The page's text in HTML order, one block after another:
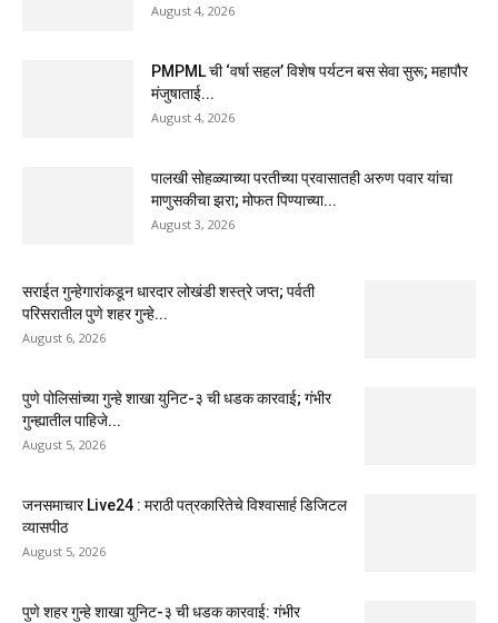
August 4, 2026
PMPML ची ‘वर्षा सहल’ विशेष पर्यटन बस सेवा सुरू; महापौर
मंजुषाताई...
August 4, 2026
पालखी सोहळ्याच्या परतीच्या प्रवासातही अरुण पवार यांचा
माणुसकीचा झरा; मोफत पिण्याच्या...
August 3, 2026
सराईत गुन्हेगारांकडून धारदार लोखंडी शस्त्रे जप्त; पर्वती
परिसरातील पुणे शहर गुन्हे...
August 6, 2026
पुणे पोलिसांच्या गुन्हे शाखा युनिट-३ ची धडक कारवाई; गंभीर
गुन्ह्यातील पाहिजे...
August 5, 2026
जनसमाचार Live24 : मराठी पत्रकारितेचे विश्वासार्ह डिजिटल
व्यासपीठ
August 5, 2026
पुणे शहर गुन्हे शाखा युनिट-३ ची धडक कारवाई: गंभीर